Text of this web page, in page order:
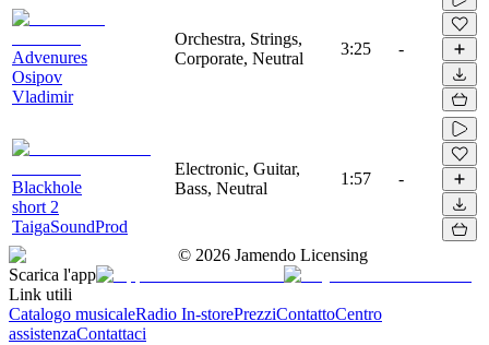
Advenures
Osipov
Vladimir
Orchestra, Strings,
Corporate, Neutral
3:25 -
Blackhole
short 2
TaigaSoundProd
Electronic, Guitar,
Bass, Neutral
1:57 -
© 2026 Jamendo Licensing
Scarica l'app
Link utili
Catalogo musicaleRadio In-storePrezziContattoCentro
assistenzaContattaci